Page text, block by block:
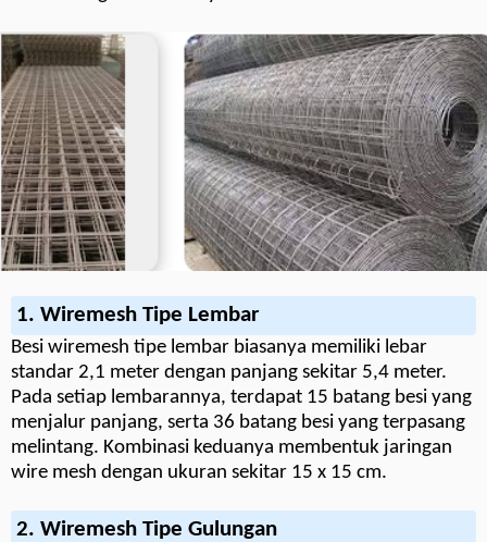
1. Wiremesh Tipe Lembar
Besi wiremesh tipe lembar biasanya memiliki lebar
standar 2,1 meter dengan panjang sekitar 5,4 meter.
Pada setiap lembarannya, terdapat 15 batang besi yang
menjalur panjang, serta 36 batang besi yang terpasang
melintang. Kombinasi keduanya membentuk jaringan
wire mesh dengan ukuran sekitar 15 x 15 cm.
2. Wiremesh Tipe Gulungan